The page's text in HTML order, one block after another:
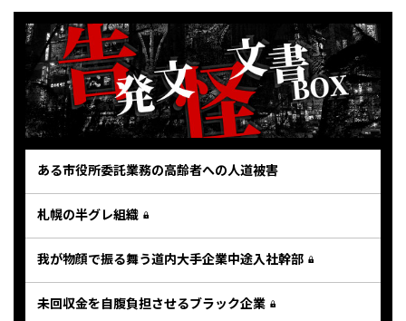
ある市役所委託業務の高齢者への人道被害
札幌の半グレ組織
我が物顔で振る舞う道内大手企業中途入社幹部
未回収金を自腹負担させるブラック企業